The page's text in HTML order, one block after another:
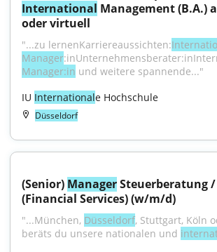
International Management (B.A.)
oder virtuell
"...zu lernenKarriereaussichten:
Manager
Manager:in und weitere spannende..."
IU Internationale Hochschule
Düsseldorf
(Senior) Manager Steuerberatung /
(Financial Services) (w/m/d)
"...München, Düsseldorf, Stuttgart, Köln
beräts du unsere nationalen und